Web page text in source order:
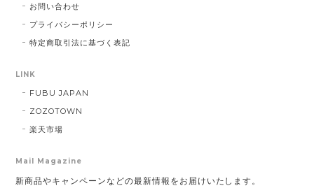
お問い合わせ
プライバシーポリシー
特定商取引法に基づく表記
LINK
FUBU JAPAN
ZOZOTOWN
楽天市場
Mail Magazine
新商品やキャンペーンなどの最新情報をお届けいたします。